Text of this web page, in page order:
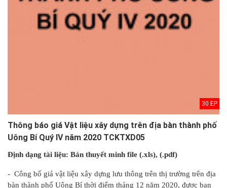
30 EP
Thông báo giá Vật liệu xây dựng trên địa bàn thành phố
Uông Bí Quý IV năm 2020 TCKTXD05
Định dạng tài liệu: Bản thuyết minh file (.xls), (.pdf)
- Công bố giá vật liệu xây dựng lưu thông trên thị trường trên địa
bàn thành phố Uông Bí thời điểm tháng 12 năm 2020, được ban